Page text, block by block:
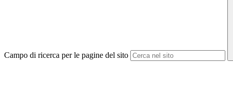
Campo di ricerca per le pagine del sito